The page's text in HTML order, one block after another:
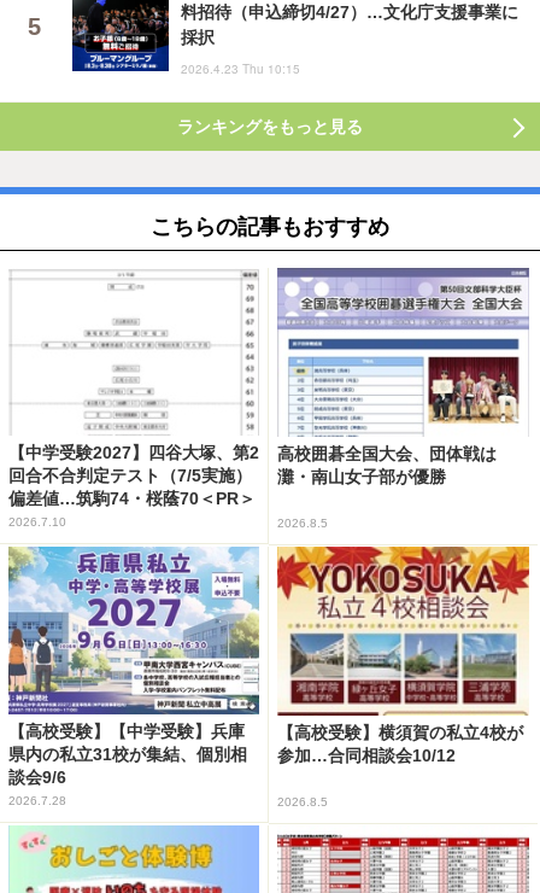
料招待（申込締切4/27）…文化庁支援事業に
採択
2026.4.23 Thu 10:15
ランキングをもっと見る
こちらの記事もおすすめ
【中学受験2027】四谷大塚、第2
回合不合判定テスト（7/5実施）
偏差値…筑駒74・桜蔭70＜PR＞
2026.7.10
高校囲碁全国大会、団体戦は
灘・南山女子部が優勝
2026.8.5
【高校受験】【中学受験】兵庫
県内の私立31校が集結、個別相
談会9/6
2026.7.28
【高校受験】横須賀の私立4校が
参加…合同相談会10/12
2026.8.5